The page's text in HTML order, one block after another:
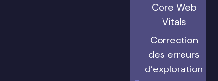
Core Web
Vitals
Correction
des erreurs
d’exploration